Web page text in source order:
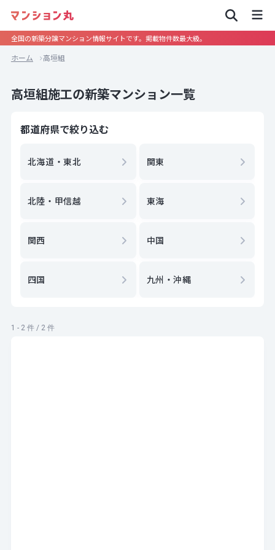
全国の新築分譲マンション情報サイトです。掲載物件数最大級。
ホーム 高垣組
高垣組施工の新築マンション一覧
都道府県で絞り込む
北海道・東北 関東
北陸・甲信越 東海
関西 中国
四国 九州・沖縄
1 - 2 件 / 2 件